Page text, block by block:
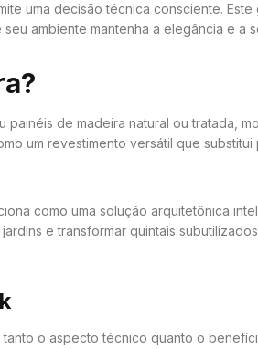
uma decisão técnica consciente.
ambiente mantenha a elegância e a
de madeira natural ou tratada,
um revestimento versátil que
como uma solução arquitetônica
e transformar quintais
o aspecto técnico quanto o